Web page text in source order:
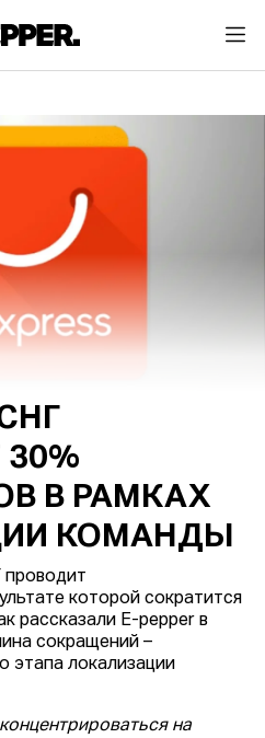
В РАМКАХ
КОМАНДЫ
проводит
которой сократится
рассказали E-pepper в
сокращений –
этапа локализации
на